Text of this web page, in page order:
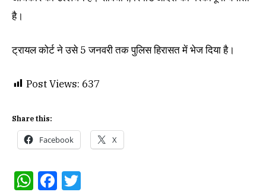
है।
ट्रायल कोर्ट ने उसे 5 जनवरी तक पुलिस हिरासत में भेज दिया है।
Post Views: 637
Share this:
Facebook X
WhatsApp
Facebook